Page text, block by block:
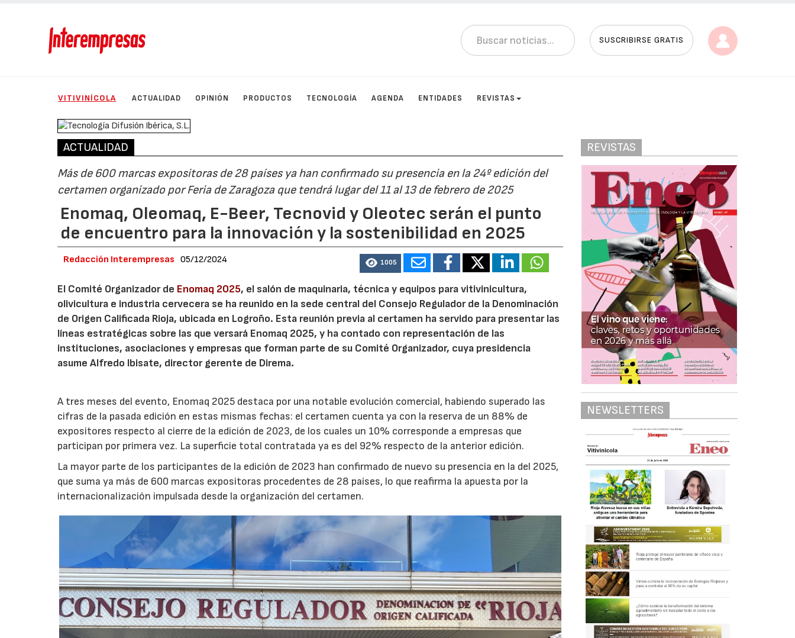
SUSCRIBIRSE GRATIS
VITIVINÍCOLA ACTUALIDAD OPINIÓN PRODUCTOS TECNOLOGÍA AGENDA ENTIDADES REVISTAS
ACTUALIDAD
Más de 600 marcas expositoras de 28 países ya han confirmado su presencia en la 24º edición del
certamen organizado por Feria de Zaragoza que tendrá lugar del 11 al 13 de febrero de 2025
Enomaq, Oleomaq, E-Beer, Tecnovid y Oleotec serán el punto
de encuentro para la innovación y la sostenibilidad en 2025
Redacción Interempresas 05/12/2024 1005
El Comité Organizador de Enomaq 2025, el salón de maquinaria, técnica y equipos para vitivinicultura,
olivicultura e industria cervecera se ha reunido en la sede central del Consejo Regulador de la Denominación
de Origen Calificada Rioja, ubicada en Logroño. Esta reunión previa al certamen ha servido para presentar las
líneas estratégicas sobre las que versará Enomaq 2025, y ha contado con representación de las
instituciones, asociaciones y empresas que forman parte de su Comité Organizador, cuya presidencia
asume Alfredo Ibisate, director gerente de Direma.
A tres meses del evento, Enomaq 2025 destaca por una notable evolución comercial, habiendo superado las
cifras de la pasada edición en estas mismas fechas: el certamen cuenta ya con la reserva de un 88% de
expositores respecto al cierre de la edición de 2023, de los cuales un 10% corresponde a empresas que
participan por primera vez. La superficie total contratada ya es del 92% respecto de la anterior edición.
La mayor parte de los participantes de la edición de 2023 han confirmado de nuevo su presencia en la del 2025,
que suma ya más de 600 marcas expositoras procedentes de 28 países, lo que reafirma la apuesta por la
internacionalización impulsada desde la organización del certamen.
REVISTAS
NEWSLETTERS